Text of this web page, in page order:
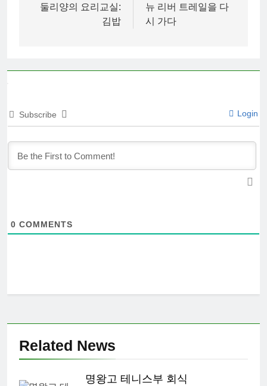
navigation
둘리양의 요리교실:
김밥
뉴 리버 트레일을 다
시 가다
Subscribe Login
0 COMMENTS
Related News
명왕고 테니스부 회식